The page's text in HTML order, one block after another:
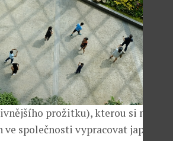
prožitku), kterou si nechala
společnosti vypracovat japonská